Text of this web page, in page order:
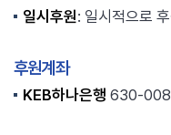
일시후원: 일시적으로
후원계좌
KEB하나은행 630-